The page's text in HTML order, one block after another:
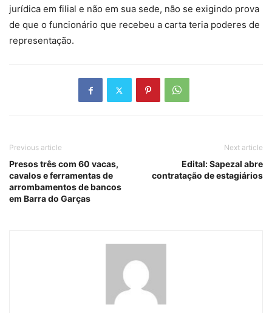
jurídica em filial e não em sua sede, não se exigindo prova
de que o funcionário que recebeu a carta teria poderes de
representação.
Previous article
Presos três com 60 vacas,
cavalos e ferramentas de
arrombamentos de bancos
em Barra do Garças
Next article
Edital: Sapezal abre
contratação de estagiários